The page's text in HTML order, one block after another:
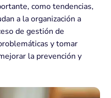
como tendencias,
a la organización a
de gestión de
y tomar
la prevención y